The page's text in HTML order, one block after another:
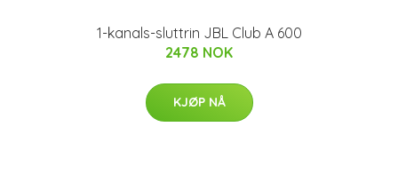
1-kanals-sluttrin JBL Club A 600
2478 NOK
KJØP NÅ